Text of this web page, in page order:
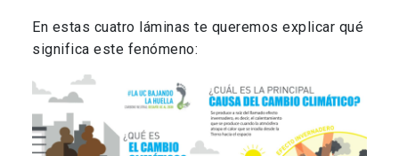
En estas cuatro láminas te queremos explicar qué
significa este fenómeno: